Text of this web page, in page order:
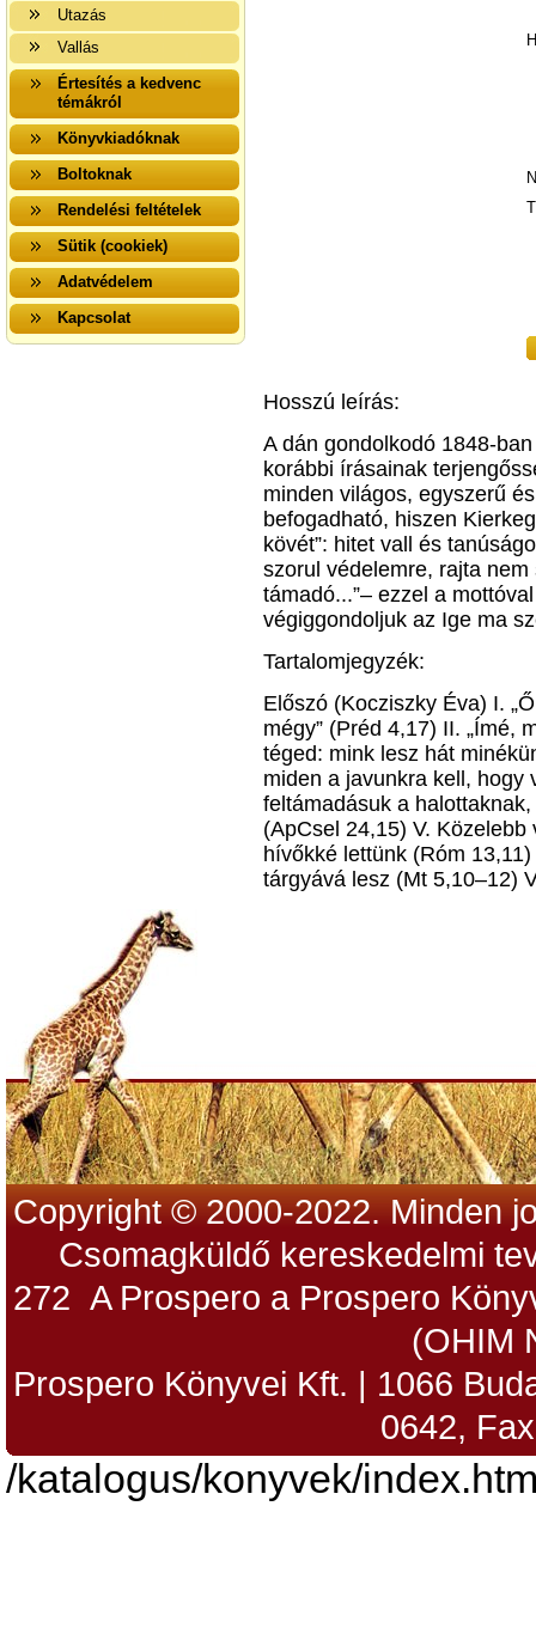
Utazás
Vallás
Értesítés a kedvenc
témákról
Könyvkiadóknak
Boltoknak
Rendelési feltételek
Sütik (cookiek)
Adatvédelem
Kapcsolat
Hosszú leírás:
A dán gondolkodó 1848-
korábbi írásainak
minden világos, egyszerű
befogadható, hiszen
kövét”: hitet vall és
szorul védelemre, rajta
támadó...”– ezzel a
végiggondoljuk az Ige ma
Tartalomjegyzék:
Előszó (Kocziszky Éva) I.
mégy” (Préd 4,17) II. „Ímé,
téged: mink lesz hát
miden a javunkra kell, hogy
feltámadásuk a
(ApCsel 24,15) V.
hívőkké lettünk (Róm
tárgyává lesz (Mt 5,10–12)
Copyright © 2000-2022. Minden
Csomagküldő kereskedelmi
272 A Prospero a Prospero
(OHIM
Prospero Könyvei Kft. | 1066
0642,
/katalogus/konyvek/